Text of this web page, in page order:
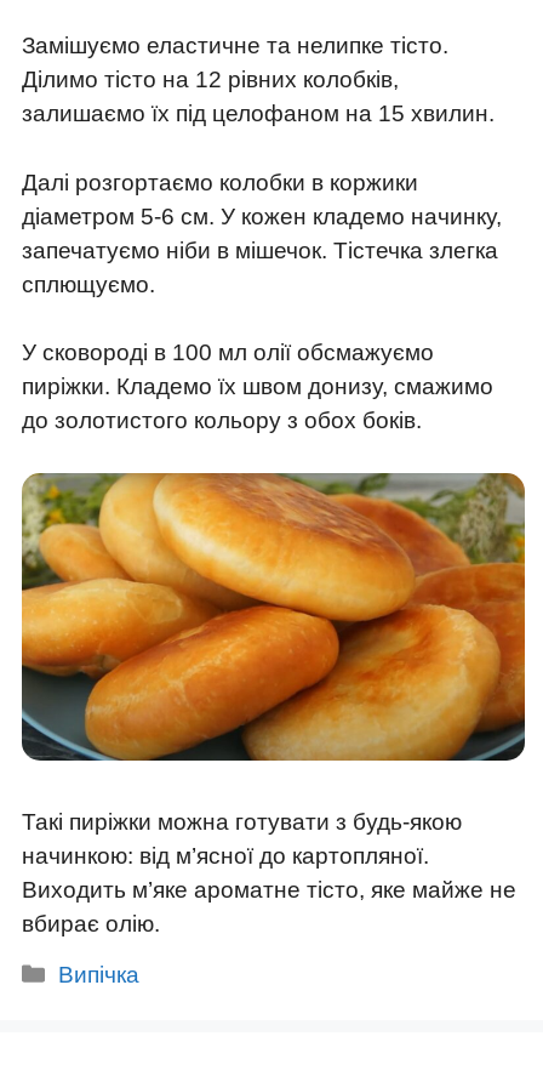
Замішуємо еластичне та нелипке тісто.
Ділимо тісто на 12 рівних колобків,
залишаємо їх під целофаном на 15 хвилин.
Далі розгортаємо колобки в коржики
діаметром 5-6 см. У кожен кладемо начинку,
запечатуємо ніби в мішечок. Тістечка злегка
сплющуємо.
У сковороді в 100 мл олії обсмажуємо
пиріжки. Кладемо їх швом донизу, смажимо
до золотистого кольору з обох боків.
Такі пиріжки можна готувати з будь-якою
начинкою: від м’ясної до картопляної.
Виходить м’яке ароматне тісто, яке майже не
вбирає олію.
Категорії
Випічка